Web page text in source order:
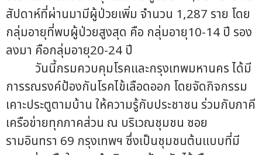
สัปดาห์ที่ผ่านมามีผู้ป่วยเพิ่ม จำนวน 1,287 ราย โดย
กลุ่มอายุที่พบผู้ป่วยสูงสุด คือ กลุ่มอายุ10-14 ปี รอง
ลงมา คือกลุ่มอายุ20-24 ปี
วันนี้กรมควบคุมโรคและกรุงเทพมหานคร ได้มี
การรณรงค์ป้องกันโรคไข้เลือดออก โดยจัดกิจกรรม
เคาะประตูตามบ้าน ให้ความรู้กับประชาชน ร่วมกับภาคี
เครือข่ายทุกภาคส่วน ณ บริเวณชุมชน ซอย
รามอินทรา 69 กรุงเทพฯ ซึ่งเป็นชุมชนต้นแบบที่มี